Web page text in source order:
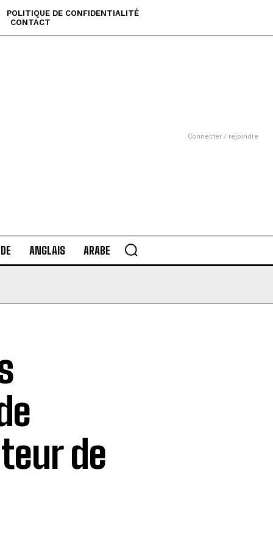
POLITIQUE DE CONFIDENTIALITÉ
CONTACT
Connecter / rejoindre
ANGLAIS ARABE
de